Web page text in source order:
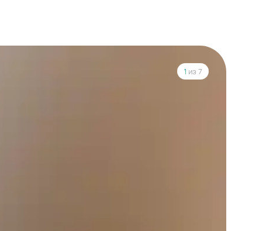
1 из 7